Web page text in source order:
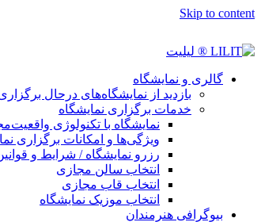
Skip to content
گالری و نمایشگاه
بازدید از نمایشگاه‌های درحال
خدمات برگزاری نمایشگاه
نمایشگاه با تکنولوژی
ویژگی‌ها و امکانات برگزاری
رزرو نمایشگاه / شرایط و
انتخاب سالن مجازی
انتخاب قاب مجازی
انتخاب موزیک نمایشگاه
بیوگرافی هنرمندان